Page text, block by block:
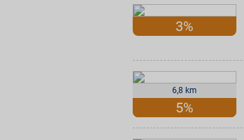
3%
6,8 km
5%